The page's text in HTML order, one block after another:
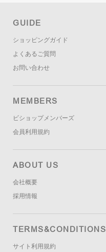
GUIDE
ショッピングガイド
よくあるご質問
お問い合わせ
MEMBERS
ビショップメンバーズ
会員利用規約
ABOUT US
会社概要
採用情報
TERMS&CONDITIONS
サイト利用規約